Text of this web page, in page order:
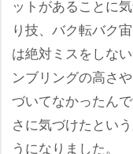
ットがあることに
り技、バク転バク
は絶対ミスをしな
ンブリングの高さ
づいてなかったん
さに気づけたとい
うになりました。